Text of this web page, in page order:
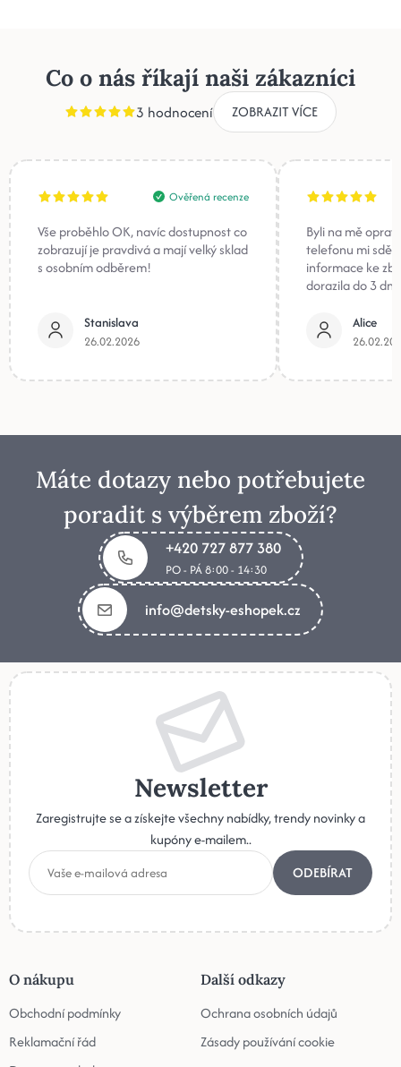
Co o nás říkají naši zákazníci
3 hodnocení ZOBRAZIT VÍCE
Ověřená recenze
Vše proběhlo OK, navíc dostupnost co
zobrazují je pravdivá a mají velký sklad
s osobním odběrem!
Stanislava
26.02.2026
Byli na mě
telefonu mi
informace ke
dorazila do 3
Alice
Máte dotazy nebo potřebujete
poradit s výběrem zboží?
+420 727 877 380
PO - PÁ 8:00 - 14:30
info@detsky-eshopek.cz
Newsletter
Zaregistrujte se a získejte všechny nabídky, trendy novinky a
kupóny e-mailem..
ODEBÍRAT
O nákupu
Obchodní podmínky
Reklamační řád
Další odkazy
Ochrana osobních údajů
Zásady používání cookie